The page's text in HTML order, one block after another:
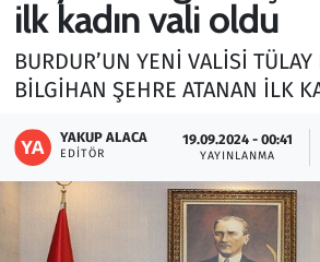
ilk kadın vali oldu
BURDUR’UN YENİ VALİSİ TÜLAY
BİLGİHAN ŞEHRE ATANAN İLK
YAKUP ALACA
EDITÖR
19.09.2024 - 00:41
YAYINLANMA
Kurumsal Haberler
Lezzet Durağı
Memur ve Kamu
Otomobil
Oyun